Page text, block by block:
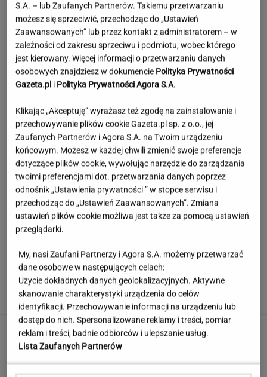
Europejski Bank Centralny miażdży pomysł
Nawrockiego i Glapińskiego
Nie dostała się do liceum mimo
świetnych wyników. Kuratorium wyjaśnia
KLAUDIA KIERZKOWSKA
Te polskie przysłowia powinien znać każdy.
Na komplet stać nielicznych
S.A. – lub Zaufanych Partnerów. Takiemu przetwarzaniu
możesz się sprzeciwić, przechodząc do „Ustawień
Zaawansowanych” lub przez kontakt z administratorem – w
zależności od zakresu sprzeciwu i podmiotu, wobec którego
jest kierowany. Więcej informacji o przetwarzaniu danych
osobowych znajdziesz w dokumencie Polityka Prywatności
Gazeta.pl i Polityka Prywatności Agora S.A.
Klikając „Akceptuję” wyrażasz też zgodę na zainstalowanie i
przechowywanie plików cookie Gazeta.pl sp. z o.o., jej
Zaufanych Partnerów i Agora S.A. na Twoim urządzeniu
końcowym. Możesz w każdej chwili zmienić swoje preferencje
dotyczące plików cookie, wywołując narzędzie do zarządzania
twoimi preferencjami dot. przetwarzania danych poprzez
odnośnik „Ustawienia prywatności ” w stopce serwisu i
przechodząc do „Ustawień Zaawansowanych”. Zmiana
ustawień plików cookie możliwa jest także za pomocą ustawień
przeglądarki.
My, nasi Zaufani Partnerzy i Agora S.A. możemy przetwarzać
dane osobowe w następujących celach:
Użycie dokładnych danych geolokalizacyjnych. Aktywne
skanowanie charakterystyki urządzenia do celów
identyfikacji. Przechowywanie informacji na urządzeniu lub
dostęp do nich. Spersonalizowane reklamy i treści, pomiar
reklam i treści, badnie odbiorców i ulepszanie usług.
Lista Zaufanych Partnerów